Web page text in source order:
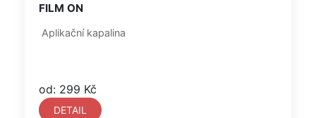
FILM ON
Aplikační kapalina
od: 299 Kč
DETAIL